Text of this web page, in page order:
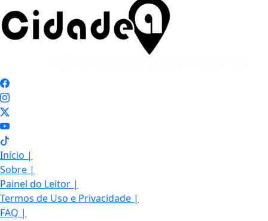
Início |
Sobre |
Painel do Leitor |
Termos de Uso e Privacidade |
FAQ |